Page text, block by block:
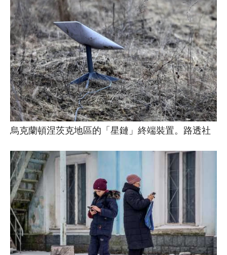
烏克蘭頓涅茨克地區的「星鏈」終端裝置。路透社